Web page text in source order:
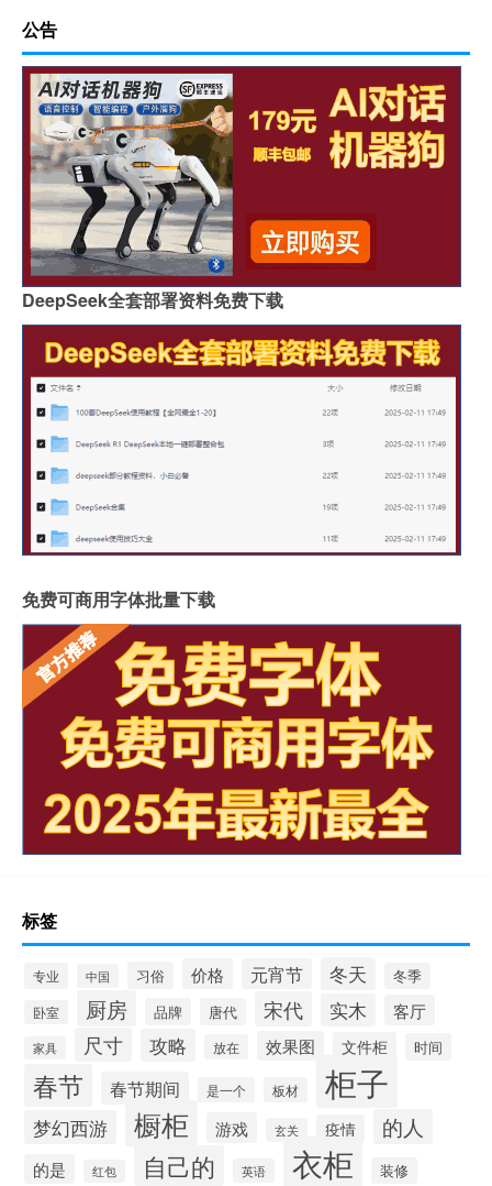
公告
DeepSeek全套部署资料免费下载
免费可商用字体批量下载
标签
专业 中国 习俗 价格 元宵节 冬天 冬季
卧室 厨房 品牌 唐代 宋代 实木 客厅
家具 尺寸 攻略 放在 效果图 文件柜 时间
春节 春节期间 是一个 板材 柜子
梦幻西游 橱柜 游戏 玄关 疫情 的人
的是 红包 自己的 英语 衣柜 装修